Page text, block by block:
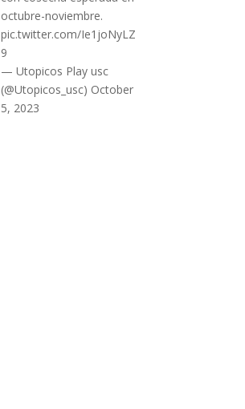
octubre-noviembre.
pic.twitter.com/Ie1joNyLZ
9
— Utopicos Play usc
(@Utopicos_usc) October
5, 2023